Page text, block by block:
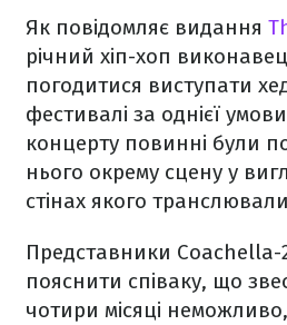
Як повідомляє видання
річний хіп-хоп
погодитися виступати
фестивалі за однієї
концерту повинні були
нього окрему сцену у
стінах якого
Представники Coachella-
пояснити співаку, що
чотири місяці